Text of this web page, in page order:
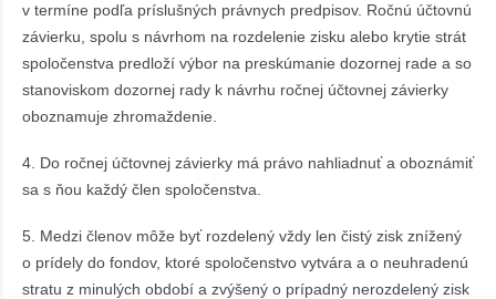
v termíne podľa príslušných právnych predpisov. Ročnú účtovnú
závierku, spolu s návrhom na rozdelenie zisku alebo krytie strát
spoločenstva predloží výbor na preskúmanie dozornej rade a so
stanoviskom dozornej rady k návrhu ročnej účtovnej závierky
oboznamuje zhromaždenie.
4. Do ročnej účtovnej závierky má právo nahliadnuť a oboznámiť
sa s ňou každý člen spoločenstva.
5. Medzi členov môže byť rozdelený vždy len čistý zisk znížený
o prídely do fondov, ktoré spoločenstvo vytvára a o neuhradenú
stratu z minulých období a zvýšený o prípadný nerozdelený zisk